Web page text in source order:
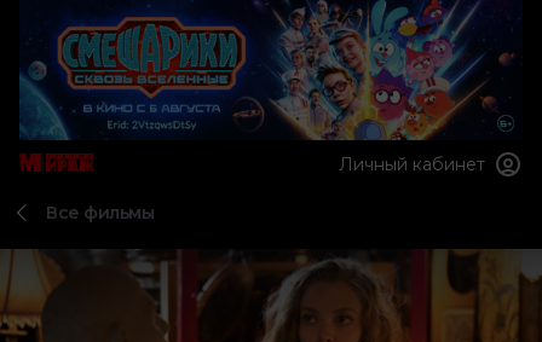
Личный кабинет
Все фильмы